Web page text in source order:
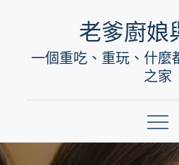
content
老爹廚娘
一個重吃、重玩、什麼
之家